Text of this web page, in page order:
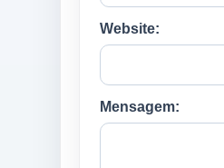
Website:
Mensagem: